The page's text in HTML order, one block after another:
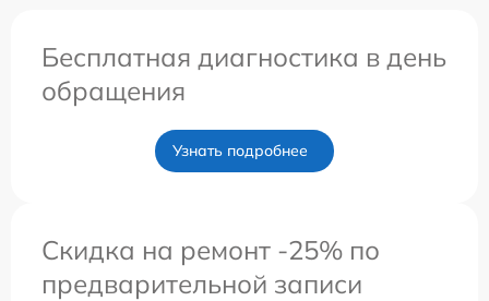
Бесплатная диагностика в день
обращения
Узнать подробнее
Скидка на ремонт -25% по
предварительной записи